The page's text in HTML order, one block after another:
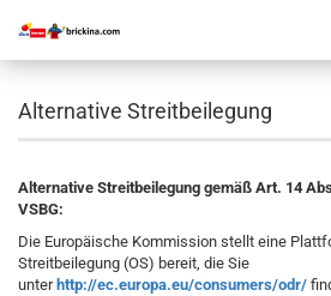
Alternative Streitbeilegung
Alternative Streitbeilegung gemäß Art. 14
VSBG:
Die Europäische Kommission stellt eine
Streitbeilegung (OS) bereit, die Sie
unter http://ec.europa.eu/consumers/odr/